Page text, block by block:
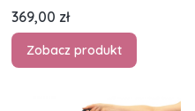
Cena
369,00 zł
Zobacz produkt